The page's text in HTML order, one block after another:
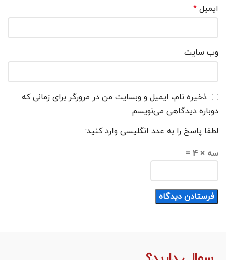
ایمیل*
وب‌ سایت
ذخیره نام، ایمیل و وبسایت من در مرورگر برای زمانی که
دوباره دیدگاهی می‌نویسم.
لطفا پاسخ را به عدد انگلیسی وارد کنید:
سه × 4 =